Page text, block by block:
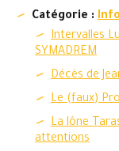
Catégorie :
Intervalles
SYMADREM
Décès de
Le (faux)
La lône
attentions